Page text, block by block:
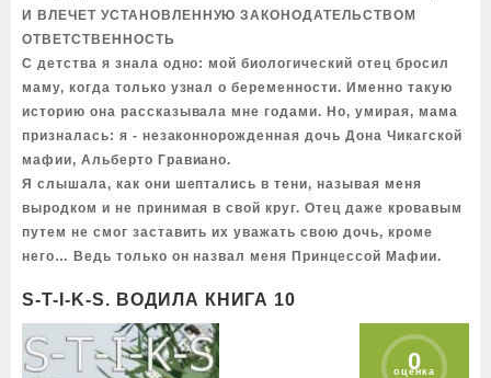
И ВЛЕЧЕТ УСТАНОВЛЕННУЮ ЗАКОНОДАТЕЛЬСТВОМ
ОТВЕТСТВЕННОСТЬ
С детства я знала одно: мой биологический отец бросил
маму, когда только узнал о беременности. Именно такую
историю она рассказывала мне годами. Но, умирая, мама
призналась: я - незаконнорожденная дочь Дона Чикагской
мафии, Альберто Гравиано.
Я слышала, как они шептались в тени, называя меня
выродком и не принимая в свой круг. Отец даже кровавым
путем не смог заставить их уважать свою дочь, кроме
него… Ведь только он назвал меня Принцессой Мафии.
S-T-I-K-S. ВОДИЛА КНИГА 10
0
оценка